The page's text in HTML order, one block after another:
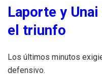
Laporte y
el triunfo
Los últimos minutos
defensivo.